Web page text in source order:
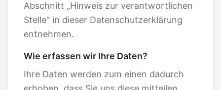
Abschnitt „Hinweis zur verantwortlichen
Stelle“ in dieser Datenschutzerklärung
entnehmen.
Wie erfassen wir Ihre Daten?
Ihre Daten werden zum einen dadurch